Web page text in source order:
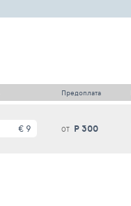
Предоплата
€ 9 ОТ Р 300